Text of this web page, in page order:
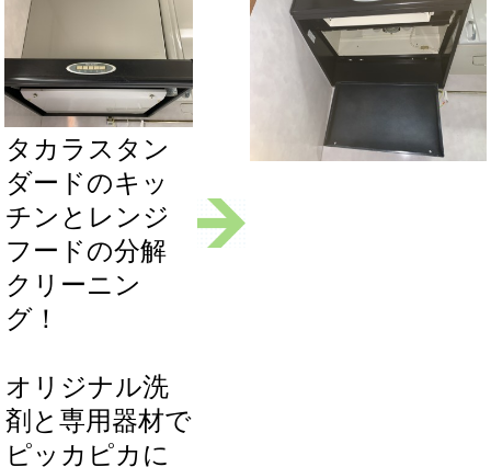
タカラスタン
ダードのキッ
チンとレンジ
フードの分解
クリーニン
グ！
オリジナル洗
剤と専用器材で
ピッカピカに